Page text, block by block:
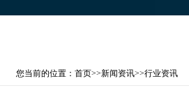
您当前的位置： 首页>>新闻资讯>>行业资讯